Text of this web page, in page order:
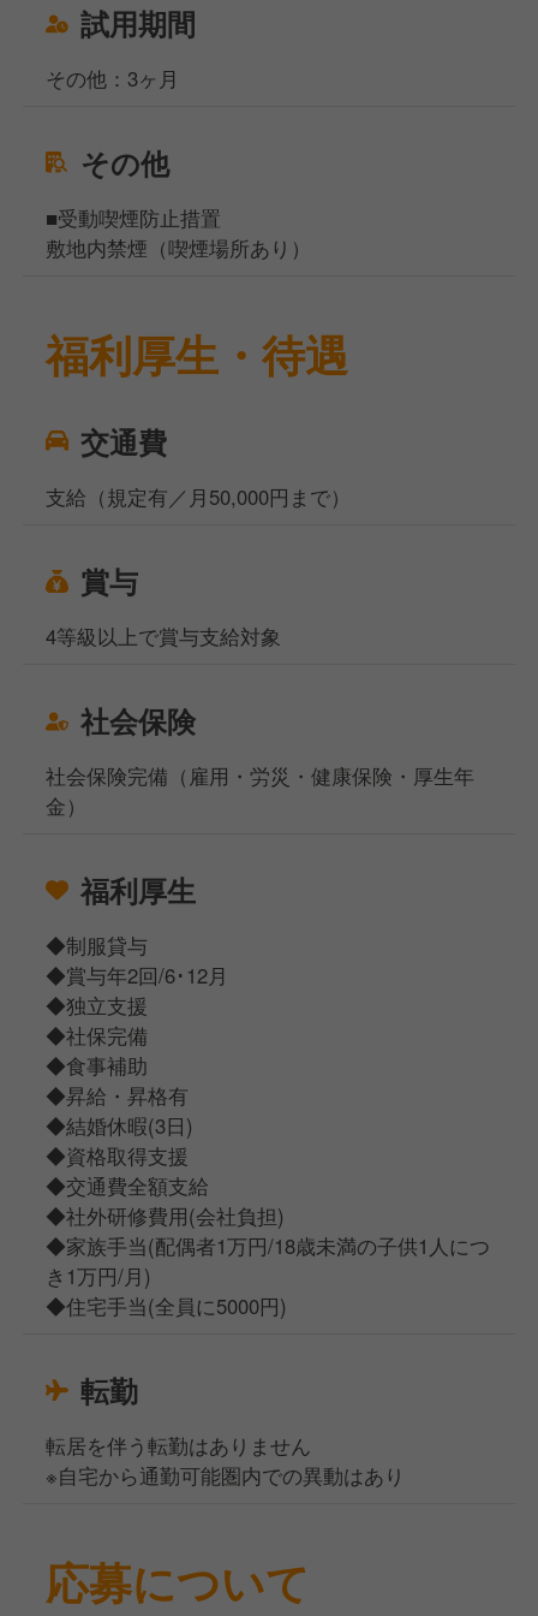
試用期間
その他：3ヶ月
その他
■受動喫煙防止措置
敷地内禁煙（喫煙場所あり）
福利厚生・待遇
交通費
支給（規定有／月50,000円まで）
賞与
4等級以上で賞与支給対象
社会保険
社会保険完備（雇用・労災・健康保険・厚生年
金）
福利厚生
◆制服貸与
◆賞与年2回/6･12月
◆独立支援
◆社保完備
◆食事補助
◆昇給・昇格有
◆結婚休暇(3日)
◆資格取得支援
◆交通費全額支給
◆社外研修費用(会社負担)
◆家族手当(配偶者1万円/18歳未満の子供1人につ
き1万円/月)
◆住宅手当(全員に5000円)
転勤
転居を伴う転勤はありません
※自宅から通勤可能圏内での異動はあり
応募について